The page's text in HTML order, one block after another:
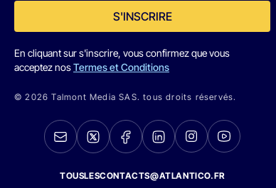
S'INSCRIRE
En cliquant sur s'inscrire, vous confirmez que vous
acceptez nosTermes et Conditions
© 2026 Talmont Media SAS. tous droits réservés.
TOUSLESCONTACTS@ATLANTICO.FR